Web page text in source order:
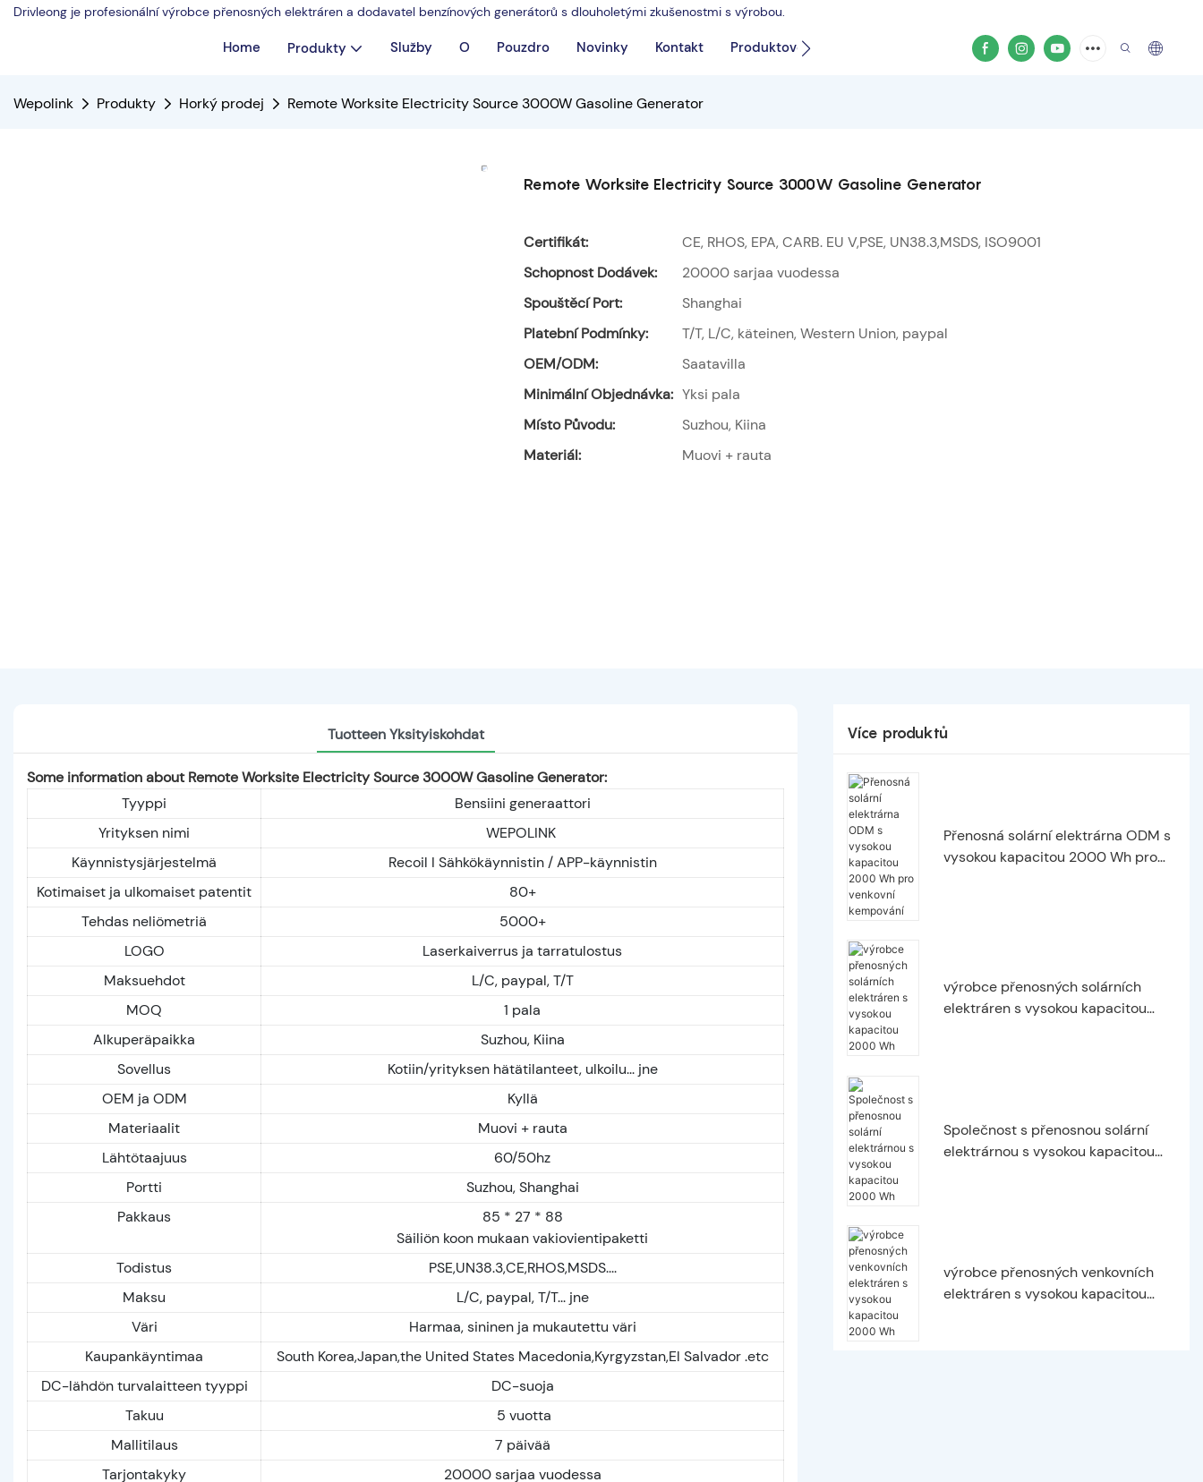
Drivleong je profesionální výrobce přenosných elektráren a dodavatel benzínových generátorů s dlouholetými zkušenostmi s výrobou.
Home Produkty Služby O Pouzdro Novinky Kontakt Produktové video
Wepolink Produkty Horký prodej Remote Worksite Electricity Source 3000W Gasoline Generator
Remote Worksite Electricity Source 3000W Gasoline Generator
Certifikát:
CE, RHOS, EPA, CARB. EU V,PSE, UN38.3,MSDS, ISO9001
Schopnost Dodávek:
20000 sarjaa vuodessa
Spouštěcí Port:
Shanghai
Platební Podmínky:
T/T, L/C, käteinen, Western Union, paypal
OEM/ODM:
Saatavilla
Minimální Objednávka: Yksi pala
Místo Původu:
Suzhou, Kiina
Materiál:
Muovi + rauta
Tuotteen Yksityiskohdat
Some information about Remote Worksite Electricity Source 3000W Gasoline Generator:
Tyyppi
Bensiini generaattori
Yrityksen nimi
WEPOLINK
Käynnistysjärjestelmä
Recoil I Sähkökäynnistin / APP-käynnistin
Kotimaiset ja ulkomaiset patentit
80+
Tehdas neliömetriä
5000+
LOGO
Laserkaiverrus ja tarratulostus
Maksuehdot
L/C, paypal, T/T
MOQ
1 pala
Alkuperäpaikka
Suzhou, Kiina
Sovellus
Kotiin/yrityksen hätätilanteet, ulkoilu... jne
OEM ja ODM
Kyllä
Materiaalit
Muovi + rauta
Lähtötaajuus
60/50hz
Portti
Suzhou, Shanghai
Pakkaus
85 * 27 * 88
Säiliön koon mukaan vakiovientipaketti
Todistus
PSE,UN38.3,CE,RHOS,MSDS....
Maksu
L/C, paypal, T/T... jne
Väri
Harmaa, sininen ja mukautettu väri
Kaupankäyntimaa
South Korea,Japan,the United States Macedonia,Kyrgyzstan,El Salvador .etc
DC-lähdön turvalaitteen tyyppi
DC-suoja
Takuu
5 vuotta
Mallitilaus
7 päivää
Tarjontakyky
20000 sarjaa vuodessa
Více produktů
Přenosná solární elektrárna ODM s
vysokou kapacitou 2000 Wh pro
výrobce přenosných solárních
elektráren s vysokou kapacitou
Společnost s přenosnou solární
elektrárnou s vysokou kapacitou
výrobce přenosných venkovních
elektráren s vysokou kapacitou